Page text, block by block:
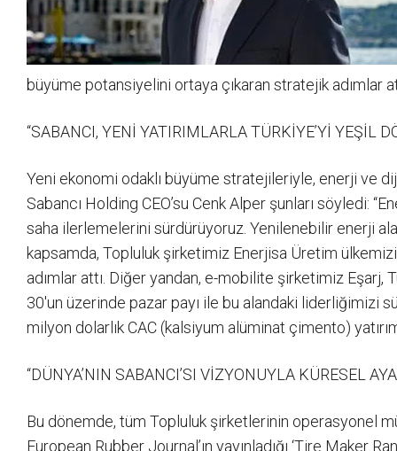
büyüme potansiyelini ortaya çıkaran stratejik adımlar
“SABANCI, YENİ YATIRIMLARLA TÜRKİYE’Yİ YEŞİL
Yeni ekonomi odaklı büyüme stratejileriyle, enerji ve
Sabancı Holding CEO’su Cenk Alper şunları söyledi:
saha ilerlemelerini sürdürüyoruz. Yenilenebilir enerji
kapsamda, Topluluk şirketimiz Enerjisa Üretim
adımlar attı. Diğer yandan, e-mobilite şirketimiz Eşarj,
30'un üzerinde pazar payı ile bu alandaki liderliğimizi
milyon dolarlık CAC (kalsiyum alüminat çimento)
“DÜNYA’NIN SABANCI’SI VİZYONUYLA KÜRESEL
Bu dönemde, tüm Topluluk şirketlerinin operasyonel
European Rubber Journal’ın yayınladığı ‘Tire Maker